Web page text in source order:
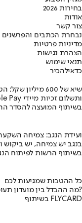
בחירות 2026
אודות
צור קשר
נבחרת הכתבים והפרשנים
מדיניות פרטיות
הצהרת נגישות
תנאי שימוש
כדאילהכיר
שיא של 600 מיליון שקל: הטוטו עושה מהפיכה
יחסי הימור משופרים, הפקדות ב-Apple Pay ותשלום זכיות מיידי
בשיתוף המועצה להסדר
ועידת הנגב: צמיחה
בנגב יש צמיחה, יש ביקוש
בשיתוף הרשות לפיתוח
כל ההטבות שמגיעות לכם
מה ההבדל בין מועדון תעופה וכרטיס אשראי?
בשיתוף FLYCARD